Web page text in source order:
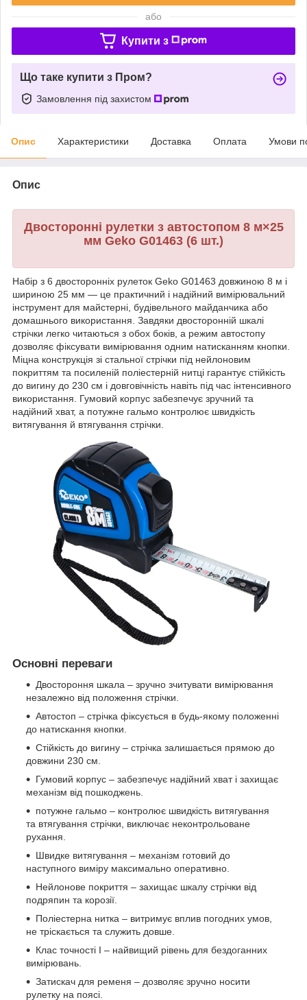
або
Купити з
Що таке купити з Пром?
Замовлення під захистом
Опис Характеристики Доставка Оплата Умови
Опис
Двосторонні рулетки з автостопом 8 м×25
мм Geko G01463 (6 шт.)
Набір з 6 двосторонніх рулеток Geko G01463 довжиною 8 м і
шириною 25 мм — це практичний і надійний вимірювальний
інструмент для майстерні, будівельного майданчика або
домашнього використання. Завдяки двосторонній шкалі
стрічки легко читаються з обох боків, а режим автостопу
дозволяє фіксувати вимірювання одним натисканням кнопки.
Міцна конструкція зі стальної стрічки під нейлоновим
покриттям та посиленій поліестерній нитці гарантує стійкість
до вигину до 230 см і довговічність навіть під час інтенсивного
використання. Гумовий корпус забезпечує зручний та
надійний хват, а потужне гальмо контролює швидкість
витягування й втягування стрічки.
Основні переваги
Двостороння шкала – зручно зчитувати вимірювання
незалежно від положення стрічки.
Автостоп – стрічка фіксується в будь-якому положенні
до натискання кнопки.
Стійкість до вигину – стрічка залишається прямою до
довжини 230 см.
Гумовий корпус – забезпечує надійний хват і захищає
механізм від пошкоджень.
потужне гальмо – контролює швидкість витягування
та втягування стрічки, виключає неконтрольоване
рухання.
Швидке витягування – механізм готовий до
наступного виміру максимально оперативно.
Нейлонове покриття – захищає шкалу стрічки від
подряпин та корозії.
Поліестерна нитка – витримує вплив погодних умов,
не тріскається та служить довше.
Клас точності I – найвищий рівень для бездоганних
вимірювань.
Затискач для ременя – дозволяє зручно носити
рулетку на поясі.